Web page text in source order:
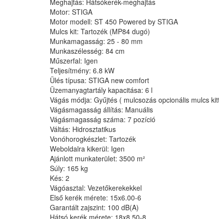
Motor: STIGA
Motor modell: ST 450 Powered by STIGA
Mulcs kit: Tartozék (MP84 dugó)
Munkamagasság: 25 - 80 mm
Munkaszélesség: 84 cm
Műszerfal: Igen
Teljesítmény: 6.8 kW
Ülés típusa: STIGA new comfort
Üzemanyagtartály kapacitása: 6 l
Vágás módja: Gyűjtés ( mulcsozás opcionális mulcs
Vágásmagasság állítás: Manuális
Vágásmagasság száma: 7 pozíció
Váltás: Hidrosztatikus
Vonóhorogkészlet: Tartozék
Weboldalra kikerül: Igen
Ajánlott munkaterület: 3500 m²
Súly: 165 kg
Kés: 2
Vágóasztal: Vezetőkerekekkel
Első kerék mérete: 15x6.00-6
Garantált zajszint: 100 dB(A)
Hátsó kerék mérete: 18x8.50-8